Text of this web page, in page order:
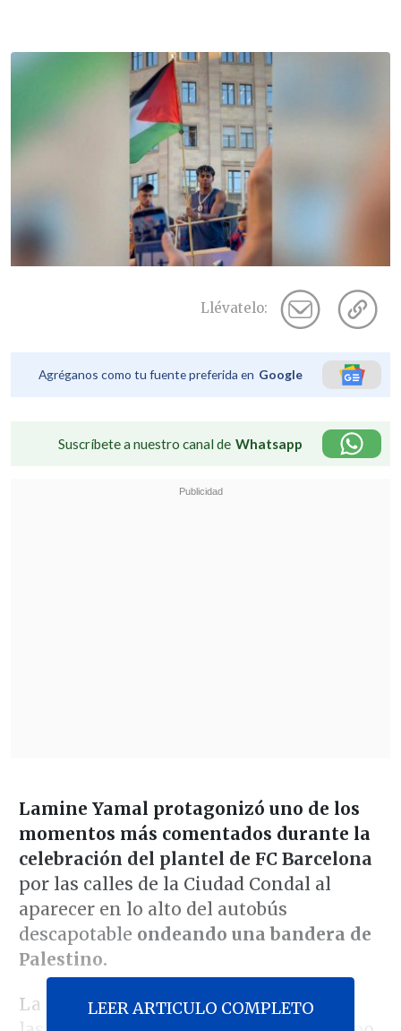
Llévatelo:
Agréganos como tu fuente preferida en Google
Suscríbete a nuestro canal de Whatsapp
Lamine Yamal protagonizó uno de los
momentos más comentados durante la
celebración del plantel de FC Barcelona
por las calles de la Ciudad Condal al
aparecer en lo alto del autobús
descapotable ondeando una bandera de
Palestino.
La imagen se viralizó de inmediato en
LEER ARTICULO COMPLETO